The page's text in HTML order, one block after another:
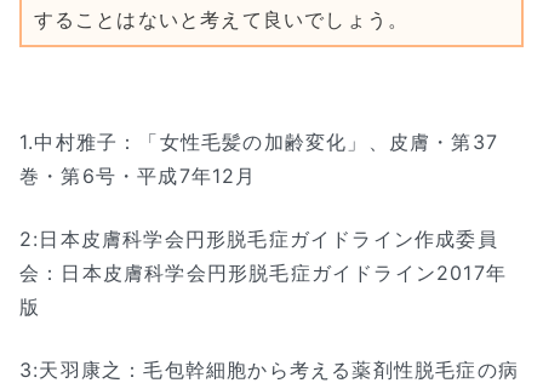
することはないと考えて良いでしょう。
1.中村雅子：「女性毛髪の加齢変化」、皮膚・第37
巻・第6号・平成7年12月
2:日本皮膚科学会円形脱毛症ガイドライン作成委員
会：日本皮膚科学会円形脱毛症ガイドライン2017年
版
3:天羽康之：毛包幹細胞から考える薬剤性脱毛症の病